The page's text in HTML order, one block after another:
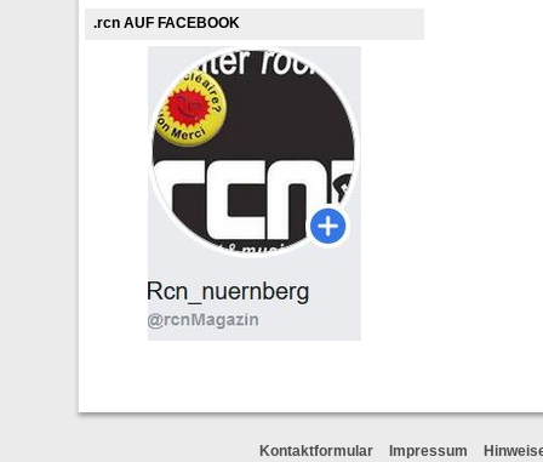
.rcn AUF FACEBOOK
Kontaktformular Impressum